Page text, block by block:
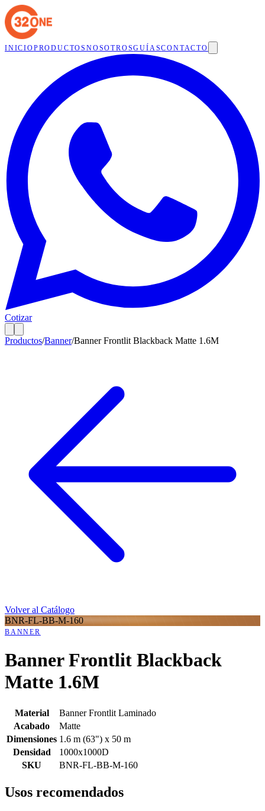
INICIOPRODUCTOSNOSOTROSGUÍASCONTACTO
Cotizar
Productos/Banner/Banner Frontlit Blackback Matte 1.6M
Volver al Catálogo
BNR-FL-BB-M-160
BANNER
Banner Frontlit Blackback
Matte 1.6M
Material
Banner Frontlit Laminado
Acabado
Matte
Dimensiones 1.6 m (63") x 50 m
Densidad
1000x1000D
SKU
BNR-FL-BB-M-160
Usos recomendados